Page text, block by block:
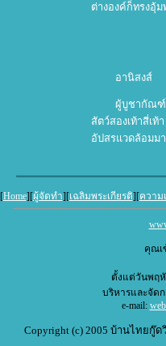
ต่างองค์ก็ทรงอุ้ม
อานิสงส์
ผู้บูชากัณฑ์
สัตว์สองเท้าสี่เ
อัปสรแวดล้อมม
[Home][ผู้จัดทำ][เฉลิมพระเกียรติ][ความ
คุณเ
ตั้งแต่วันพฤ
บริหารและจัด
e-mail:
Copyright (c) 2005 บ้านไทยกู๊ด